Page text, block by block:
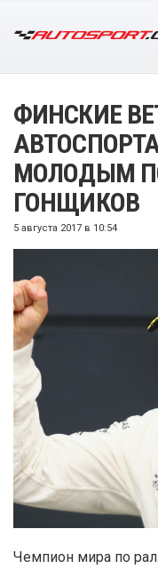
ФИНСКИЕ
МОЛОДЫМ
ГОНЩИКОВ
5 августа 2017 в 10:54
Чемпион мира по